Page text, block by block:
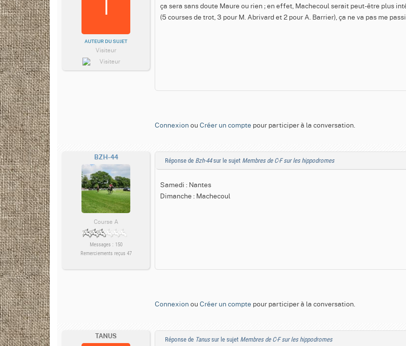
AUTEUR DU SUJET
Visiteur
ça sera sans doute Maure ou rien ; en effet, Machecoul serait peut-être plus
(5 courses de trot, 3 pour M. Abrivard et 2 pour A. Barrier), ça ne va pas me
Connexion ou Créer un compte pour participer à la conversation.
BZH-44
Course A
Messages : 150
Remerciements reçus 47
Réponse de Bzh-44sur le sujet Membres de C-F sur les hippodromes
Samedi : Nantes
Dimanche : Machecoul
Connexion ou Créer un compte pour participer à la conversation.
TANUS Réponse de Tanussur le sujet Membres de C-F sur les hippodromes